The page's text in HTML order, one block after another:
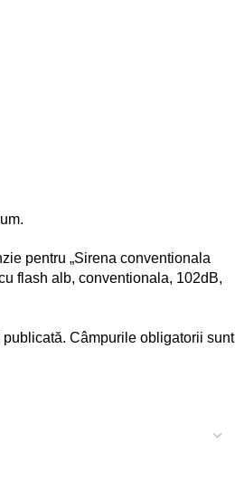
pentru „Sirena conventionala
flash alb, conventionala, 102dB,
publicată. Câmpurile obligatorii sunt